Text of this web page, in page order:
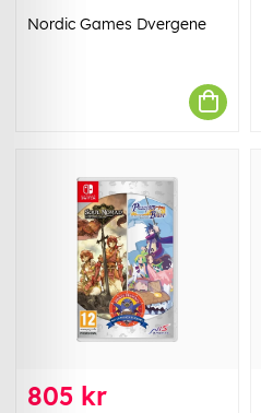
Nordic Games Dvergene
805 kr